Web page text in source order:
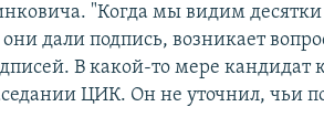
"Когда мы видим
дали подпись, возникает
В какой-то мере кандидат
ЦИК. Он не уточнил, чьи